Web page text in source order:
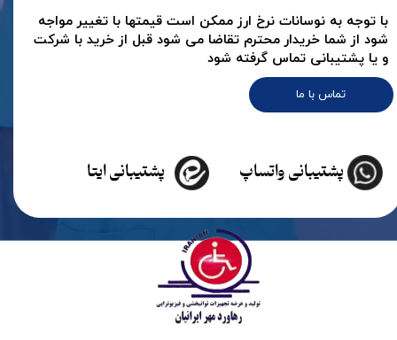
تماس با ما
پشتیبانی ایتا پشتیبانی واتساپ
با توجه به نوسانات نرخ ارز ممکن است قیمتها با تغییر مواجه
شود از شما خریدار محترم تقاضا می شود قبل از خرید با شرکت
و یا پشتیبانی تماس گرفته شود